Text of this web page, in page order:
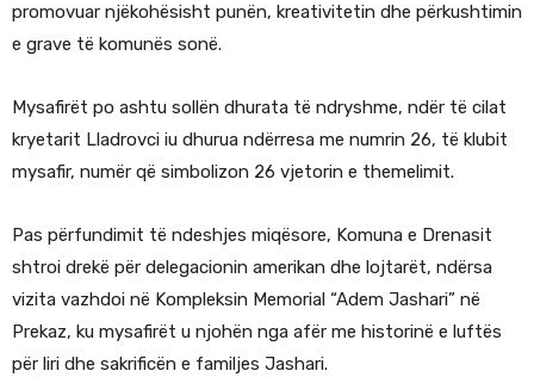
promovuar njëkohësisht punën, kreativitetin dhe përkushtimin
e grave të komunës sonë.
Mysafirët po ashtu sollën dhurata të ndryshme, ndër të cilat
kryetarit Lladrovci iu dhurua ndërresa me numrin 26, të klubit
mysafir, numër që simbolizon 26 vjetorin e themelimit.
Pas përfundimit të ndeshjes miqësore, Komuna e Drenasit
shtroi drekë për delegacionin amerikan dhe lojtarët, ndërsa
vizita vazhdoi në Kompleksin Memorial “Adem Jashari” në
Prekaz, ku mysafirët u njohën nga afër me historinë e luftës
për liri dhe sakrificën e familjes Jashari.